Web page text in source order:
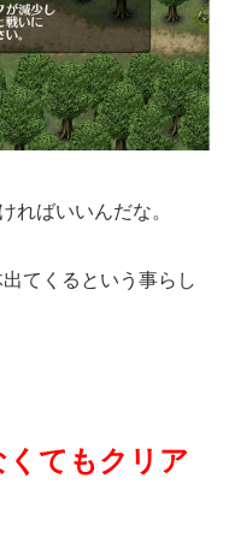
ればいいんだな。
てくるという事らし
てもクリア